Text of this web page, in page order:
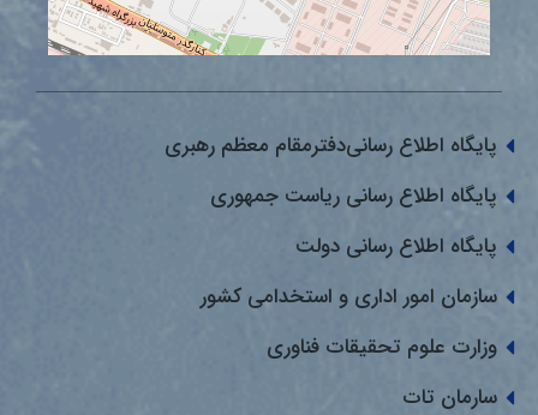
پایگاه اطلاع رسانی‌دفترمقام معظم رهبری
پایگاه اطلاع رسانی ریاست جمهوری
پایگاه اطلاع رسانی دولت
سازمان امور اداری و استخدامی کشور
وزارت علوم تحقیقات فناوری
سارمان تات